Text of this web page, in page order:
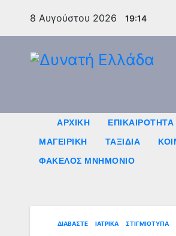
8 Αυγούστου 2026 19:14
ΑΡΧΙΚΉ ΕΠΙΚΑΙΡΌΤΗΤΑ
ΜΑΓΕΙΡΙΚΉ
ΤΑΞΊΔΙΑ
ΦΆΚΕΛΟΣ ΜΝΗΜΌΝΙΟ
ΔΙΑΒΆΣΤΕ ΙΑΤΡΙΚΆ ΣΤΙΓΜΙΌΤΥΠΑ